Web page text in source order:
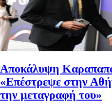
Αποκάλυψη
«Επέστρεψε στην
την μεταγραφή του»